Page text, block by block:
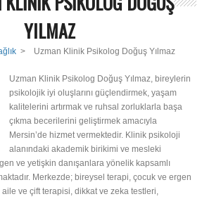
YILMAZ
> Uzman Klinik Psikolog Doğuş Yılmaz
Uzman Klinik Psikolog Doğuş Yılmaz, bireylerin
psikolojik iyi oluşlarını güçlendirmek, yaşam
kalitelerini artırmak ve ruhsal zorluklarla başa
çıkma becerilerini geliştirmek amacıyla
Mersin’de hizmet vermektedir. Klinik psikoloji
alanındaki akademik birikimi ve mesleki
ve yetişkin danışanlara yönelik kapsamlı
Merkezde; bireysel terapi, çocuk ve ergen
ve çift terapisi, dikkat ve zeka testleri,